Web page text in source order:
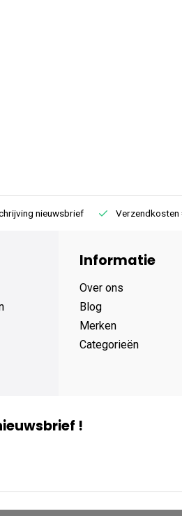
nieuwsbrief Verzendkosten
Informatie
Over ons
Blog
Merken
Categorieën
!